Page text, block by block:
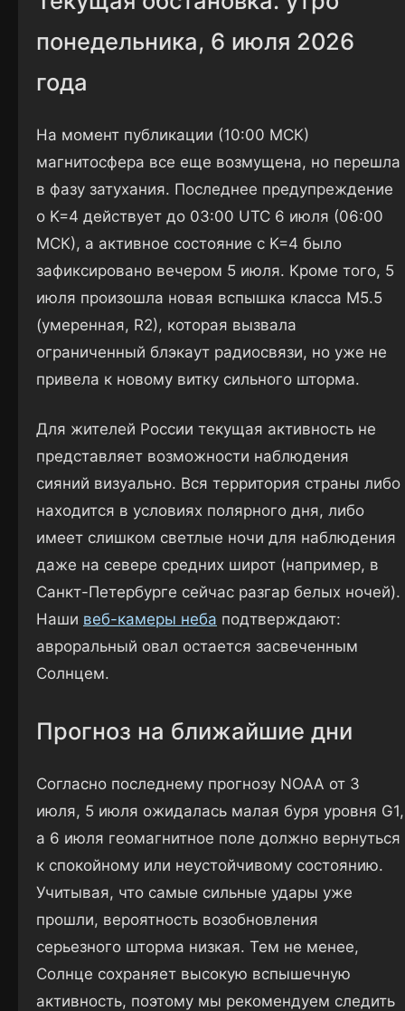
понедельника, 6 июля 2026
года
На момент публикации (10:00 МСК)
магнитосфера все еще возмущена, но перешла
в фазу затухания. Последнее предупреждение
о K=4 действует до 03:00 UTC 6 июля (06:00
МСК), а активное состояние с K=4 было
зафиксировано вечером 5 июля. Кроме того, 5
июля произошла новая вспышка класса M5.5
(умеренная, R2), которая вызвала
ограниченный блэкаут радиосвязи, но уже не
привела к новому витку сильного шторма.
Для жителей России текущая активность не
представляет возможности наблюдения
сияний визуально. Вся территория страны либо
находится в условиях полярного дня, либо
имеет слишком светлые ночи для наблюдения
даже на севере средних широт (например, в
Санкт-Петербурге сейчас разгар белых ночей).
Наши веб-камеры неба подтверждают:
авроральный овал остается засвеченным
Солнцем.
Прогноз на ближайшие дни
Согласно последнему прогнозу NOAA от 3
июля, 5 июля ожидалась малая буря уровня G1,
а 6 июля геомагнитное поле должно вернуться
к спокойному или неустойчивому состоянию.
Учитывая, что самые сильные удары уже
прошли, вероятность возобновления
серьезного шторма низкая. Тем не менее,
Солнце сохраняет высокую вспышечную
активность, поэтому мы рекомендуем следить